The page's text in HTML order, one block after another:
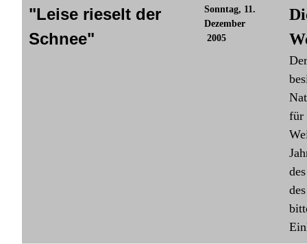
"Leise rieselt der
Schnee"
Sonntag, 11.
Dezember
2005
für